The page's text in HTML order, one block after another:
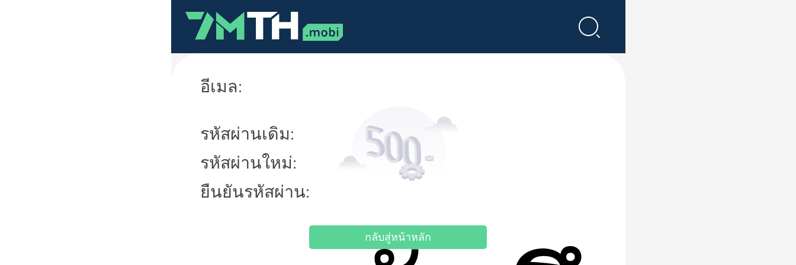
อีเมล:
รหัสผ่านเดิม:
รหัสผ่านใหม่:
ยืนยันรหัสผ่าน:
กลับสู่หน้าหลัก